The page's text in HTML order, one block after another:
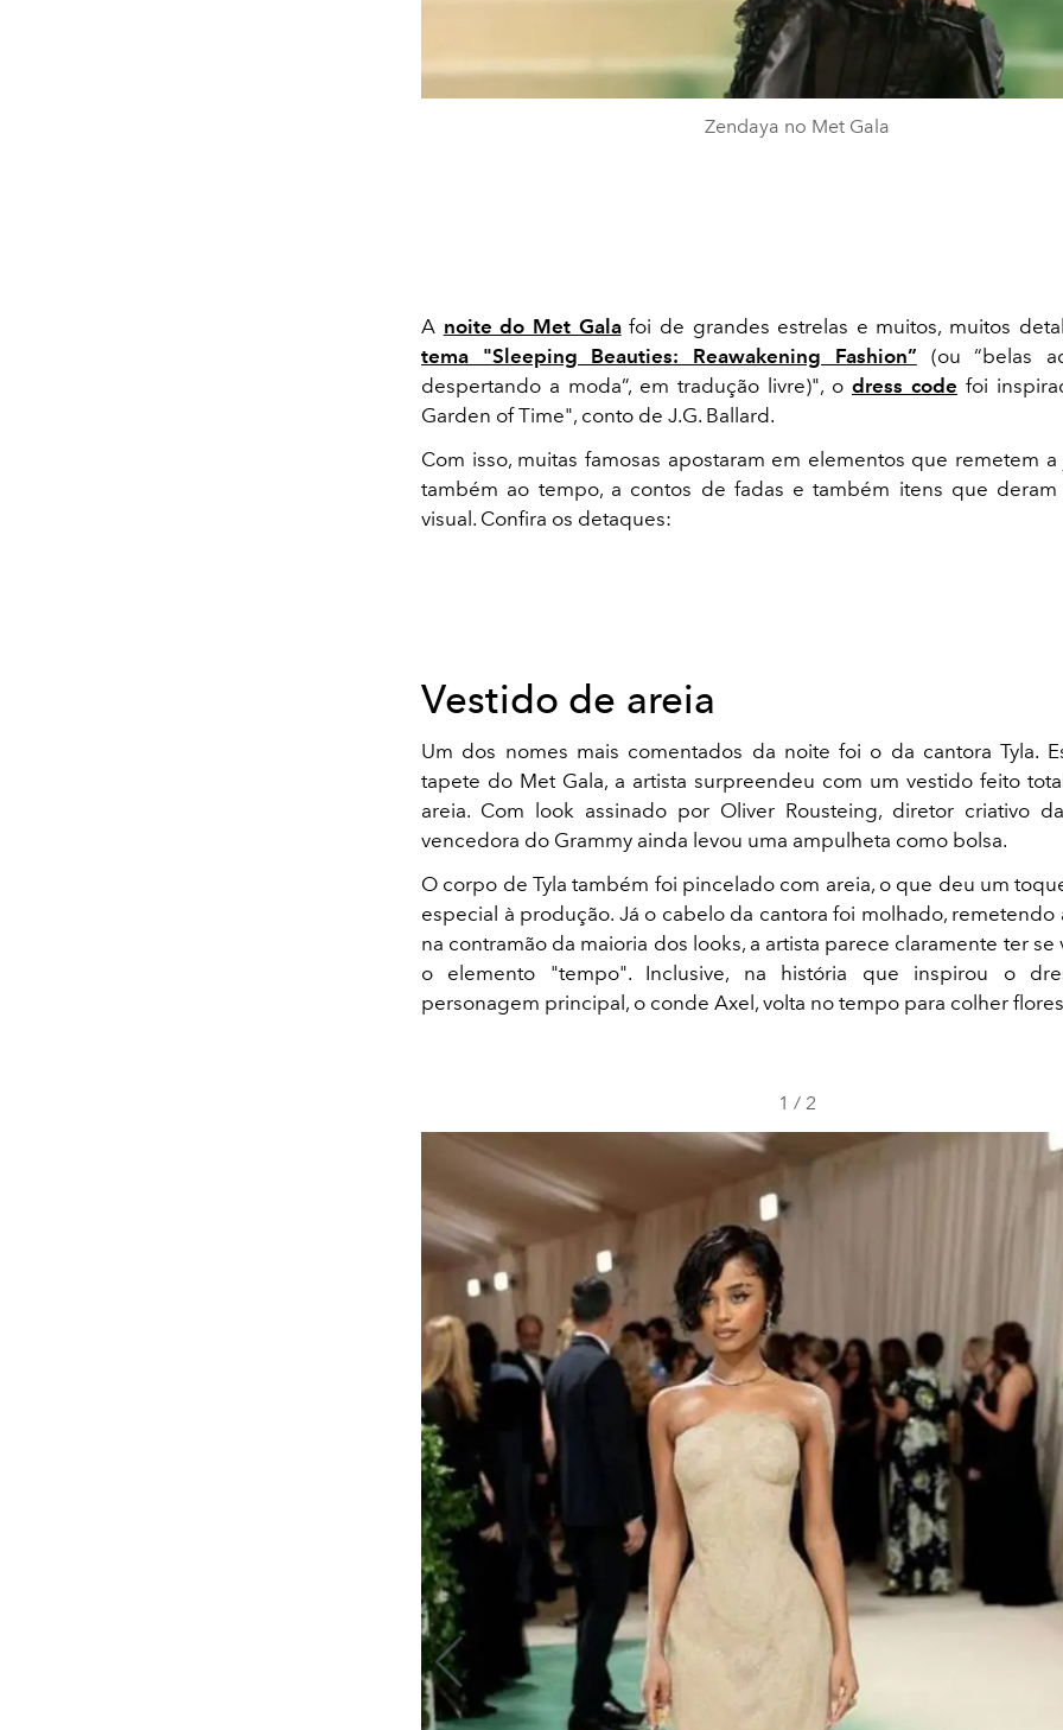
Zendaya no Met Gala
A noite do Met Galafoi de grandes estrelas e muitos, muitos
tema "Sleeping Beauties: Reawakening Fashion” (ou “belas
despertando a moda”, em tradução livre)", o dress code foi
Garden of Time", conto de J.G. Ballard.
Com isso, muitas famosas apostaram em elementos que remetem a
também ao tempo, a contos de fadas e também itens que
visual. Confira os detaques:
Vestido de areia
Um dos nomes mais comentados da noite foi o da cantora Tyla.
tapete do Met Gala, a artista surpreendeu com um vestido feito
areia. Com look assinado por Oliver Rousteing, diretor criativo
vencedora do Grammy ainda levou uma ampulheta como bolsa.
O corpo de Tyla também foi pincelado com areia, o que deu um
especial à produção. Já o cabelo da cantora foi molhado, remetendo
na contramão da maioria dos looks, a artista parece claramente ter se
o elemento "tempo". Inclusive, na história que inspirou o
personagem principal, o conde Axel, volta no tempo para colher
1 / 2